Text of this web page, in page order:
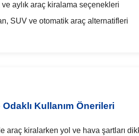
ve aylık araç kiralama seçenekleri
SUV ve otomatik araç alternatifleri
Kullanım Önerileri
araç kiralarken yol ve hava şartları